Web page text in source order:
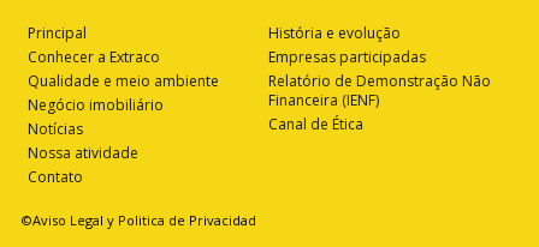
Principal
Conhecer a Extraco
Qualidade e meio ambiente
Negócio imobiliário
Notícias
Nossa atividade
Contato
História e evolução
Empresas participadas
Relatório de Demonstração Não
Financeira (IENF)
Canal de Ética
©Aviso Legal y Politica de Privacidad